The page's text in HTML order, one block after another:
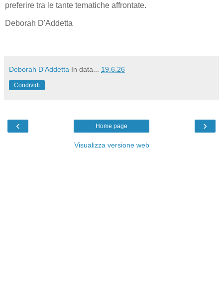
preferire tra le tante tematiche affrontate.
Deborah D'Addetta
Deborah D'Addetta In data... 19.6.26
Condividi
‹ ›
Home page
Visualizza versione web